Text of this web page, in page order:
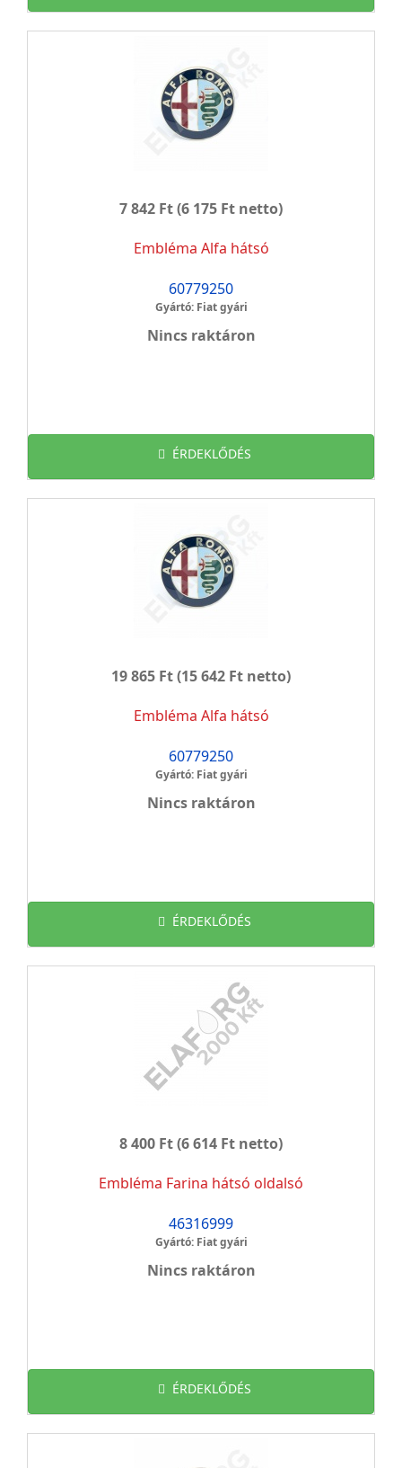
7 842 Ft(6 175 Ft netto)
Embléma Alfa hátsó
60779250
Gyártó: Fiat gyári
Nincs raktáron
ÉRDEKLŐDÉS
19 865 Ft(15 642 Ft netto)
Embléma Alfa hátsó
60779250
Gyártó: Fiat gyári
Nincs raktáron
ÉRDEKLŐDÉS
8 400 Ft(6 614 Ft netto)
Embléma Farina hátsó oldalsó
46316999
Gyártó: Fiat gyári
Nincs raktáron
ÉRDEKLŐDÉS